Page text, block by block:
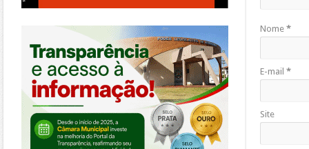
Nome *
E-mail *
Site
https://morrinhos.go.leg.br/